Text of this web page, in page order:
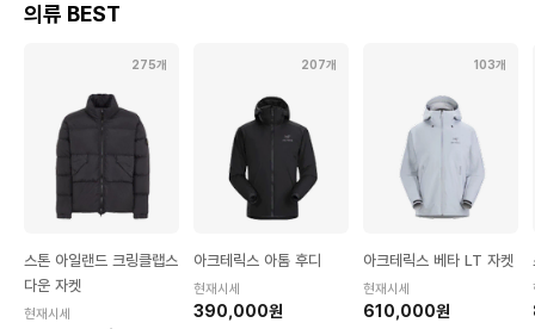
의류 BEST
275개
스톤 아일랜드 크링클랩스
다운 자켓
현재시세
207개
아크테릭스 아톰 후디
현재시세
390,000원
103개
아크테릭스 베타 LT 자켓
현재시세
610,000원